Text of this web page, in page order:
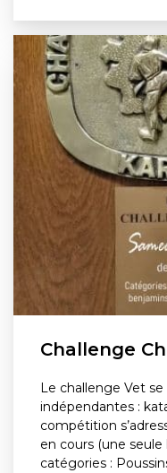
Challenge
Le challenge Vet
indépendantes :
compétition
en cours (une seule
catégories :